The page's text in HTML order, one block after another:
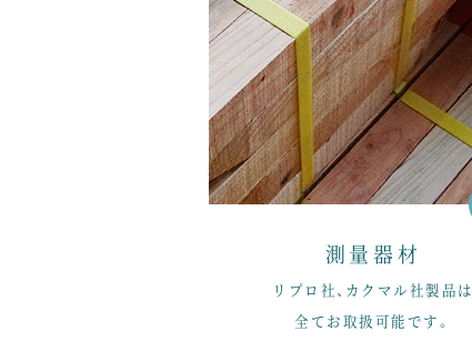
測量器材
リプロ社、カクマル社製品は
全てお取扱可能です。